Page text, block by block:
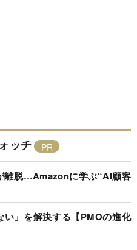
ッチ
離脱…Amazonに学ぶ“AI顧客
い」を解決する【PMOの進化